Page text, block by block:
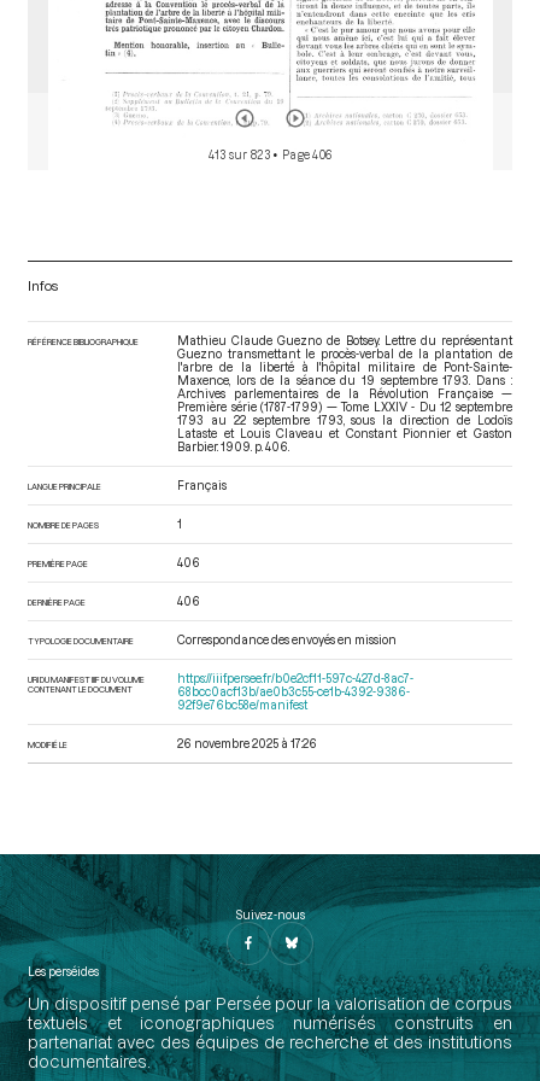
413 sur 823 • Page 406
Infos
RÉFÉRENCE BIBLIOGRAPHIQUE
Mathieu Claude Guezno de Botsey. Lettre du représentant
Guezno transmettant le procès-verbal de la plantation de
l'arbre de la liberté à l'hôpital militaire de Pont-Sainte-
Maxence, lors de la séance du 19 septembre 1793. Dans :
Archives parlementaires de la Révolution Française —
Première série (1787-1799) — Tome LXXIV - Du 12 septembre
1793 au 22 septembre 1793 , sous la direction de Lodoïs
Lataste et Louis Claveau et Constant Pionnier et Gaston
Barbier. 1909. p. 406.
LANGUE PRINCIPALE Français
NOMBRE DE PAGES 1
PREMIÈRE PAGE 406
DERNIÈRE PAGE 406
TYPOLOGIE DOCUMENTAIRE Correspondance des envoyés en mission
URI DU MANIFEST IIIF DU VOLUME
CONTENANT LE DOCUMENT
https://iiif.persee.fr/b0e2cf11-597c-427d-8ac7-
68bcc0acf13b/ae0b3c55-ce1b-4392-9386-
92f9e76bc58e/manifest
MODIFIÉ LE 26 novembre 2025 à 17:26
Suivez-nous
Les perséides
Un dispositif pensé par Persée pour la valorisation de corpus
textuels et iconographiques numérisés construits en
partenariat avec des équipes de recherche et des institutions
documentaires.